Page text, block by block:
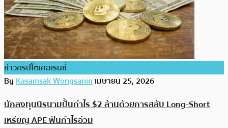
ข่าวคริปโตเคอเรนซี่
ByKasamsak Wongsaninเมษายน 25, 2026
นักลงทุนนิรนามปั้นกำไร $2 ล้านด้วยการสลับ Long-Short
เหรียญ APE ฟันกำไรอ่วม